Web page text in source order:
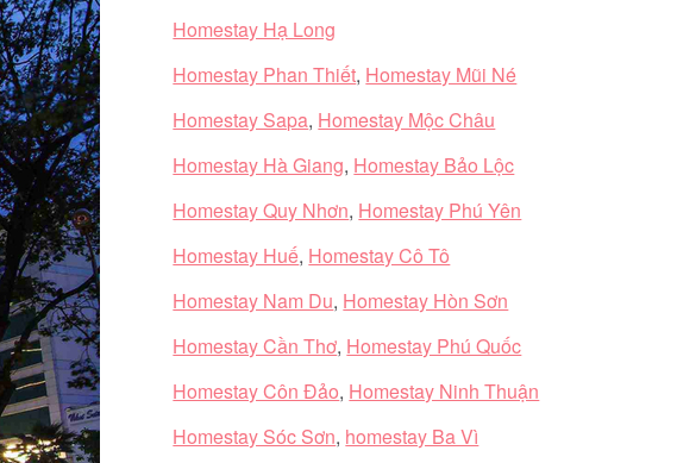
Homestay Hạ Long
Homestay Phan Thiết, Homestay Mũi Né
Homestay Sapa, Homestay Mộc Châu
Homestay Hà Giang, Homestay Bảo Lộc
Homestay Quy Nhơn, Homestay Phú Yên
Homestay Huế, Homestay Cô Tô
Homestay Nam Du, Homestay Hòn Sơn
Homestay Cần Thơ, Homestay Phú Quốc
Homestay Côn Đảo, Homestay Ninh Thuận
Homestay Sóc Sơn, homestay Ba Vì